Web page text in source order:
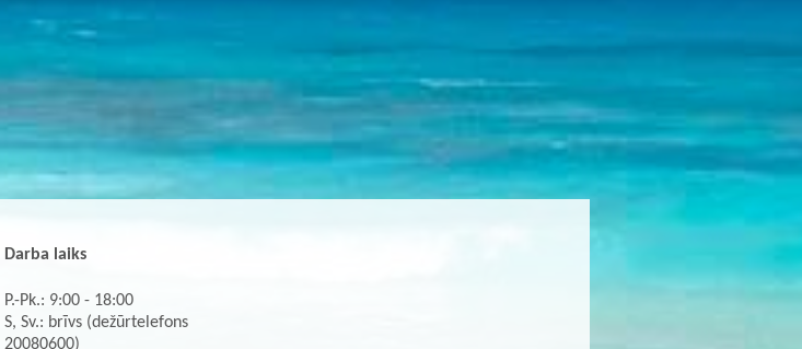
Darba laiks
P.-Pk.: 9:00 - 18:00
S, Sv.: brīvs (dežūrtelefons
20080600)